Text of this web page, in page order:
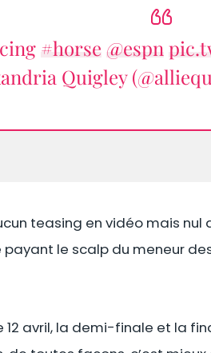
#horse @espn
Quigley
teasing en vidéo mais
payant le scalp du meneur
12 avril, la demi-finale et la